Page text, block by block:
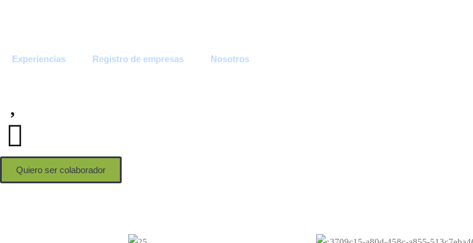
Experiencias Registro de empresas Nosotros
Quiero ser colaborador